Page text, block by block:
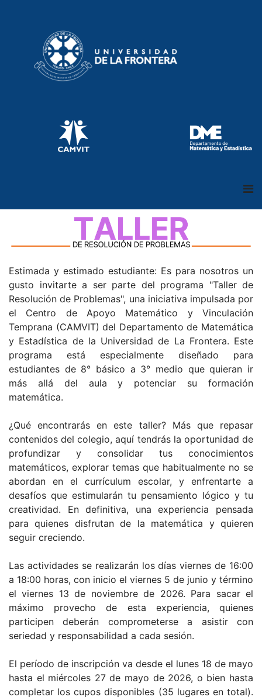
Estimada y estimado estudiante: Es para nosotros un
gusto invitarte a ser parte del programa "Taller de
Resolución de Problemas", una iniciativa impulsada por
el Centro de Apoyo Matemático y Vinculación
Temprana (CAMVIT) del Departamento de Matemática
y Estadística de la Universidad de La Frontera. Este
programa está especialmente diseñado para
estudiantes de 8° básico a 3° medio que quieran ir
más allá del aula y potenciar su formación
matemática.
¿Qué encontrarás en este taller? Más que repasar
contenidos del colegio, aquí tendrás la oportunidad de
profundizar y consolidar tus conocimientos
matemáticos, explorar temas que habitualmente no se
abordan en el currículum escolar, y enfrentarte a
desafíos que estimularán tu pensamiento lógico y tu
creatividad. En definitiva, una experiencia pensada
para quienes disfrutan de la matemática y quieren
seguir creciendo.
Las actividades se realizarán los días viernes de 16:00
a 18:00 horas, con inicio el viernes 5 de junio y término
el viernes 13 de noviembre de 2026. Para sacar el
máximo provecho de esta experiencia, quienes
participen deberán comprometerse a asistir con
seriedad y responsabilidad a cada sesión.
El período de inscripción va desde el lunes 18 de mayo
hasta el miércoles 27 de mayo de 2026, o bien hasta
completar los cupos disponibles (35 lugares en total).